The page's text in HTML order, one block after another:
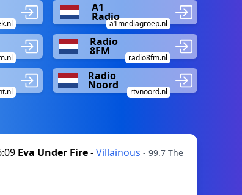
A1
Radio
a1mediagroep.nl
Radio
8FM
radio8fm.nl
Radio
Noord
rtvnoord.nl
Eva Under Fire-Villainous - 99.7 The